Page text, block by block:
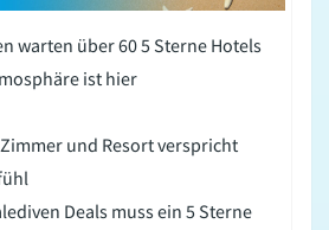
warten über 60 5 Sterne Hotels
ist hier
und Resort verspricht
Deals muss ein 5 Sterne